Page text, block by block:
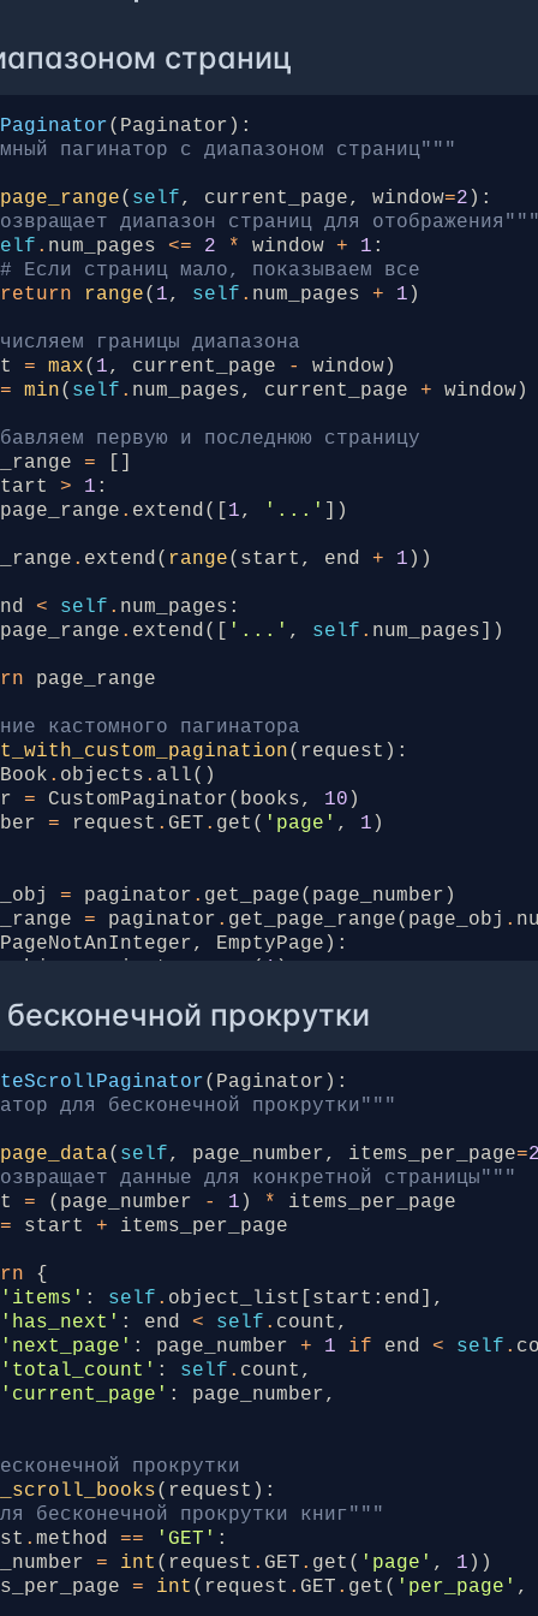
= books . order_by('-published_date'
= Paginator (books ,
= request GET.get('page')
= paginator. get_page page_number)
PageNotAnInteger
страница не является числом, показываем
paginator.page(1
страница выходит за пределы, показываем
= paginator. page( paginator.
для шаблона
=
{
: page_obj
: page_obj
: search_query
category_id
: author_id,
sort_by
Category .
: Author.objects all (),
paginator
: paginator
render request , 'books/book_list.html'
view с пагинацией
import
ListView
import
Paginator
(ListView ):
Book
=
'books/book_list.html'
=
'books'
= ['-published_date']
QuerySet с фильтрацией"""
= Book.objects select_related
= self .request.GET.get ('q')
search_query:
queryset = queryset .filter
)
по категории
= self .request.GET
category_id:
queryset
( self, **kwargs ):
контекст"""
= super() .get_context_data (**kwargs )
. update ({
страниц
( Paginator ):
пагинатор с диапазоном страниц"""
( self, current_page, window=2 ):
диапазон страниц для отображения"""
. num_pages <= 2 * window + 1 :
# Если страниц мало, показываем все
return range( 1, self . num_pages + 1 )
границы диапазона
= max( 1, current_page - window)
= min( self . num_pages, current_page + window)
первую и последнюю страницу
=
[]
> 1 :
page_range . extend([1, '...' ])
. extend( range( start , end + 1 ))
< self . num_pages :
page_range . extend([ '...' , self . num_pages])
page_range
кастомного пагинатора
( request ):
Book . objects . all()
= CustomPaginator( books, 10 )
= request . GET . get ( 'page' , 1 )
= paginator . get_page( page_number )
= paginator . get_page_range( page_obj .
PageNotAnInteger, EmptyPage ):
paginator ( 1 )
: page_range,
: page_obj.object_list,
(request, 'books/book_list.html',
информацией о соседних страницах
пагинатор с информацией о соседних
self, current_page ):
информацию о текущей странице и
page_obj = self page(current_page
о соседних страницах
= page_obj.has_previous
= page_obj. has_next
:
прокрутки
( Paginator ):
для бесконечной прокрутки"""
( self, page_number, items_per_page=
данные для конкретной страницы"""
= ( page_number - 1 ) *
items_per_page
= start +
items_per_page
{
'items' : self . object_list [start : end],
'has_next' : end < self . count ,
'next_page' : page_number + 1 if end < self .
'total_count' : self . count ,
'current_page' : page_number,
прокрутки
( request ):
бесконечной прокрутки книг"""
.method == 'GET' :
= int ( request . GET . get ( 'page' , 1 ))
= int ( request . GET . get ( 'per_page' ,